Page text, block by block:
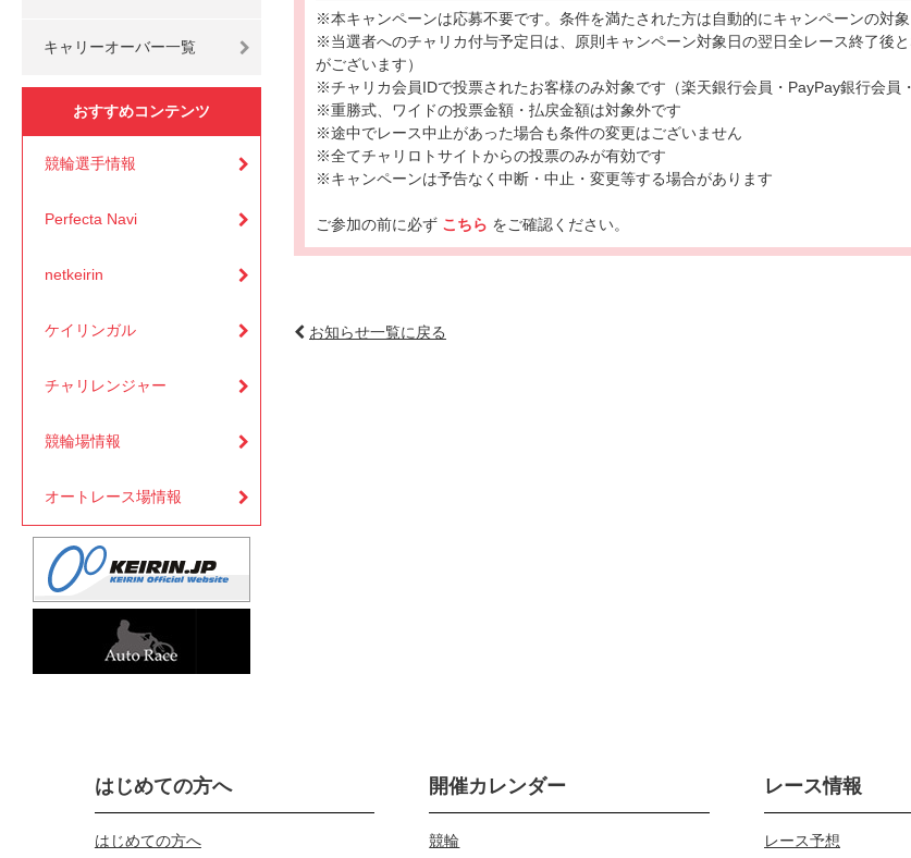
キャリーオーバー一覧
おすすめコンテンツ
競輪選手情報
Perfecta Navi
netkeirin
ケイリンガル
チャリレンジャー
競輪場情報
オートレース場情報
※本キャンペーンは応募不要です。条件を満たされた方は自動的にキャンペーンの対
※当選者へのチャリカ付与予定日は、原則キャンペーン対象日の翌日全レース終了後
がございます）
※チャリカ会員IDで投票されたお客様のみ対象です（楽天銀行会員・PayPay銀行会員
※重勝式、ワイドの投票金額・払戻金額は対象外です
※途中でレース中止があった場合も条件の変更はございません
※全てチャリロトサイトからの投票のみが有効です
※キャンペーンは予告なく中断・中止・変更等する場合があります
ご参加の前に必ず こちら をご確認ください。
お知らせ一覧に戻る
はじめての方へ
はじめての方へ
開催カレンダー
競輪
レース情報
レース予想